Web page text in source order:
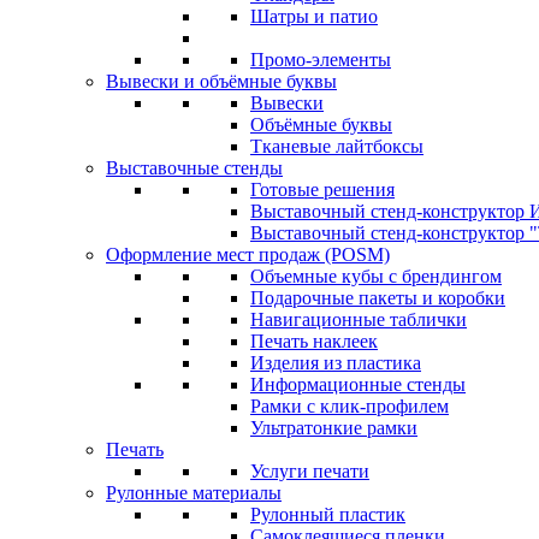
Шатры и патио
Промо-элементы
Вывески и объёмные буквы
Вывески
Объёмные буквы
Тканевые лайтбоксы
Выставочные стенды
Готовые решения
Выставочный стенд-конструктор
Выставочный стенд-конструктор
Оформление мест продаж (POSM)
Объемные кубы с брендингом
Подарочные пакеты и коробки
Навигационные таблички
Печать наклеек
Изделия из пластика
Информационные стенды
Рамки с клик-профилем
Ультратонкие рамки
Печать
Услуги печати
Рулонные материалы
Рулонный пластик